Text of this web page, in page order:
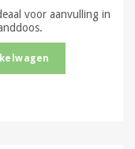
voor aanvulling in